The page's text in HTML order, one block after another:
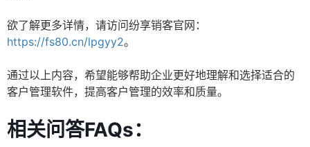
欲了解更多详情，请访问纷享销客官网：
https://fs80.cn/lpgyy2。
通过以上内容，希望能够帮助企业更好地理解和选择适合的
客户管理软件，提高客户管理的效率和质量。
相关问答FAQs：